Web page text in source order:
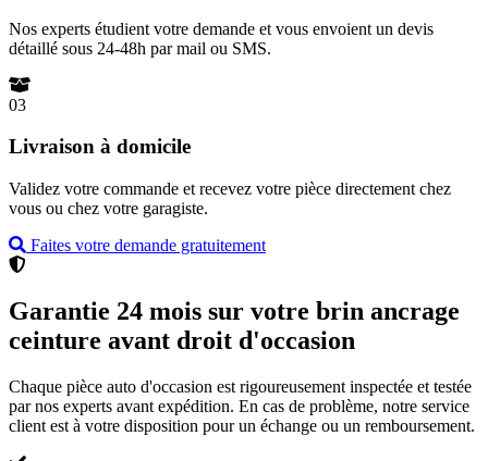
Nos experts étudient votre demande et vous envoient un devis
détaillé sous 24-48h par mail ou SMS.
03
Livraison à domicile
Validez votre commande et recevez votre pièce directement chez
vous ou chez votre garagiste.
Faites votre demande gratuitement
Garantie 24 mois sur votre brin ancrage
ceinture avant droit d'occasion
Chaque pièce auto d'occasion est rigoureusement inspectée et testée
par nos experts avant expédition. En cas de problème, notre service
client est à votre disposition pour un échange ou un remboursement.